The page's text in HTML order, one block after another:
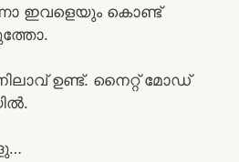
ഇവളെയും കൊണ്ട്
ഉണ്ട്. നൈറ്റ്‌ മോഡ്